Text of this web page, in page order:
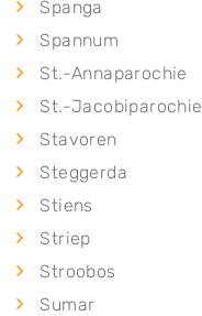
Spanga
Spannum
St.-Annaparochie
St.-Jacobiparochie
Stavoren
Steggerda
Stiens
Striep
Stroobos
Sumar